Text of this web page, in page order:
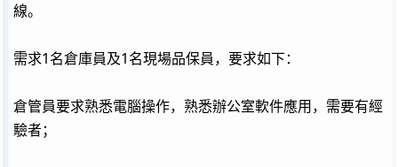
線。
需求1名倉庫員及1名現場品保員，要求如下：
倉管員要求熟悉電腦操作，熟悉辦公室軟件應用，需要有經
驗者；